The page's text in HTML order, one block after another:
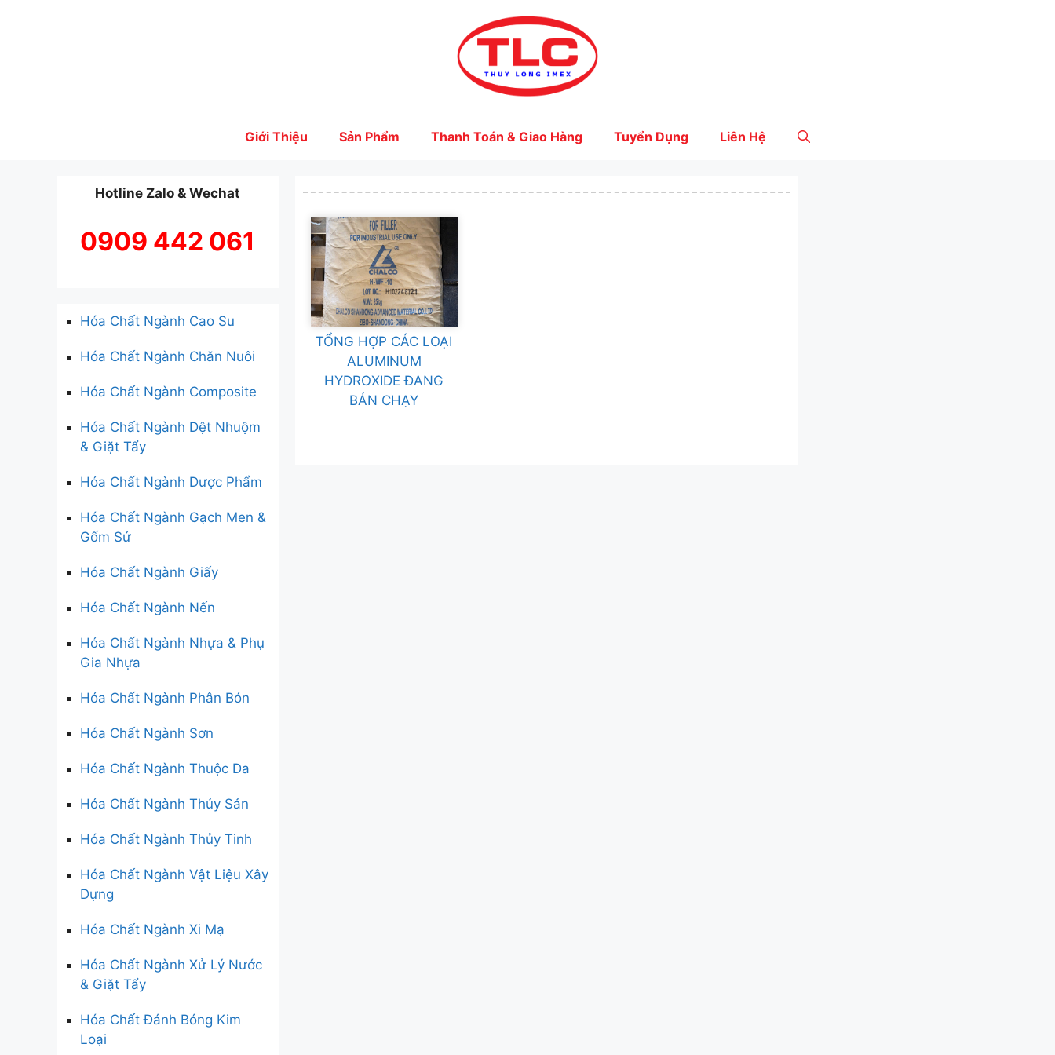
Giới Thiệu Sản Phẩm Thanh Toán & Giao Hàng Tuyển Dụng Liên Hệ
TỔNG HỢP CÁC LOẠI
ALUMINUM
HYDROXIDE ĐANG
BÁN CHẠY
Hotline Zalo & Wechat
0909 442 061
Hóa Chất Ngành Cao Su
Hóa Chất Ngành Chăn Nuôi
Hóa Chất Ngành Composite
Hóa Chất Ngành Dệt Nhuộm
& Giặt Tẩy
Hóa Chất Ngành Dược Phẩm
Hóa Chất Ngành Gạch Men &
Gốm Sứ
Hóa Chất Ngành Giấy
Hóa Chất Ngành Nến
Hóa Chất Ngành Nhựa & Phụ
Gia Nhựa
Hóa Chất Ngành Phân Bón
Hóa Chất Ngành Sơn
Hóa Chất Ngành Thuộc Da
Hóa Chất Ngành Thủy Sản
Hóa Chất Ngành Thủy Tinh
Hóa Chất Ngành Vật Liệu Xây
Dựng
Hóa Chất Ngành Xi Mạ
Hóa Chất Ngành Xử Lý Nước
& Giặt Tẩy
Hóa Chất Đánh Bóng Kim
Loại